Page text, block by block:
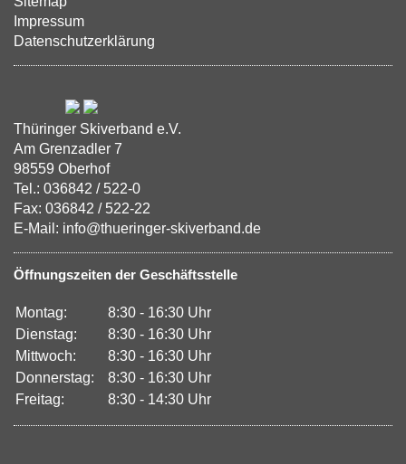
Impressum
Datenschutzerklärung
Thüringer Skiverband e.V.
Am Grenzadler 7
98559 Oberhof
Tel.: 036842 / 522-0
Fax: 036842 / 522-22
E-Mail: info@thueringer-skiverband.de
Öffnungszeiten der Geschäftsstelle
Montag:
8:30 - 16:30 Uhr
Dienstag:
8:30 - 16:30 Uhr
Mittwoch:
8:30 - 16:30 Uhr
Donnerstag:
8:30 - 16:30 Uhr
Freitag:
8:30 - 14:30 Uhr